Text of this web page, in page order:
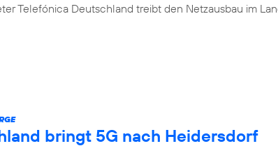
Telefónica Deutschland treibt den Netzausbau im
bringt 5G nach Heidersdorf